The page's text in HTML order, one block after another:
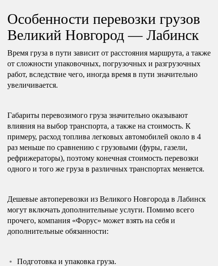
Особенности перевозки грузов
Великий Новгород — Лабинск
Время груза в пути зависит от расстояния маршрута, а также
от сложности упаковочных, погрузочных и разгрузочных
работ, вследствие чего, иногда время в пути значительно
увеличивается.
Габариты перевозимого груза значительно оказывают
влияния на выбор транспорта, а также на стоимость. К
примеру, расход топлива легковых автомобилей около в 4
раз меньше по сравнению с грузовыми (фуры, газели,
рефрижераторы), поэтому конечная стоимость перевозки
одного и того же груза в различных транспортах меняется.
Дешевые автоперевозки из Великого Новгорода в Лабинск
могут включать дополнительные услуги. Помимо всего
прочего, компания «Форус» может взять на себя и
дополнительные обязанности:
Подготовка и упаковка груза.